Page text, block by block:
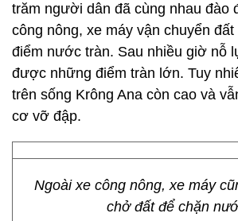
trăm người dân đã cùng nhau đào
công nông, xe máy vận chuyển
điểm nước tràn. Sau nhiều giờ nỗ
được những điểm tràn lớn. Tuy
trên sống Krông Ana còn cao và
cơ vỡ đập.
Ngoài xe công nông, xe máy
chở đất để chặn